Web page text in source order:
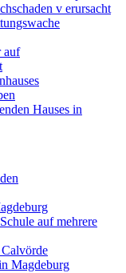
v erursacht
auf
Hauses in
auf mehrere
Magdeburg